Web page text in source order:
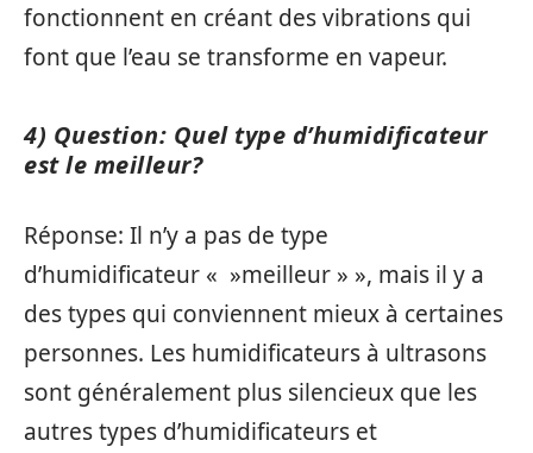
fonctionnent en créant des vibrations qui
font que l’eau se transforme en vapeur.
4) Question: Quel type d’humidificateur
est le meilleur?
Réponse: Il n’y a pas de type
d’humidificateur « »meilleur » », mais il y a
des types qui conviennent mieux à certaines
personnes. Les humidificateurs à ultrasons
sont généralement plus silencieux que les
autres types d’humidificateurs et